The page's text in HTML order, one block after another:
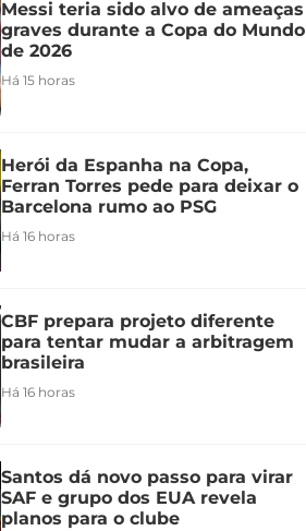
Messi teria sido alvo de ameaças
graves durante a Copa do Mundo
de 2026
Há 15 horas
Herói da Espanha na Copa,
Ferran Torres pede para deixar o
Barcelona rumo ao PSG
Há 16 horas
CBF prepara projeto diferente
para tentar mudar a arbitragem
brasileira
Há 16 horas
Santos dá novo passo para virar
SAF e grupo dos EUA revela
planos para o clube